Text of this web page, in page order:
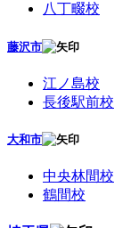
八丁畷校
藤沢市
江ノ島校
長後駅前校
大和市
中央林間校
鶴間校